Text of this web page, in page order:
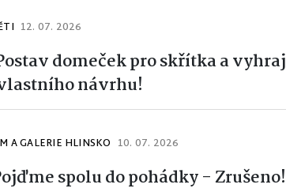
12. 07. 2026
domeček pro skřítka a vyhraj
návrhu!
A GALERIE HLINSKO 10. 07. 2026
spolu do pohádky - Zrušeno!